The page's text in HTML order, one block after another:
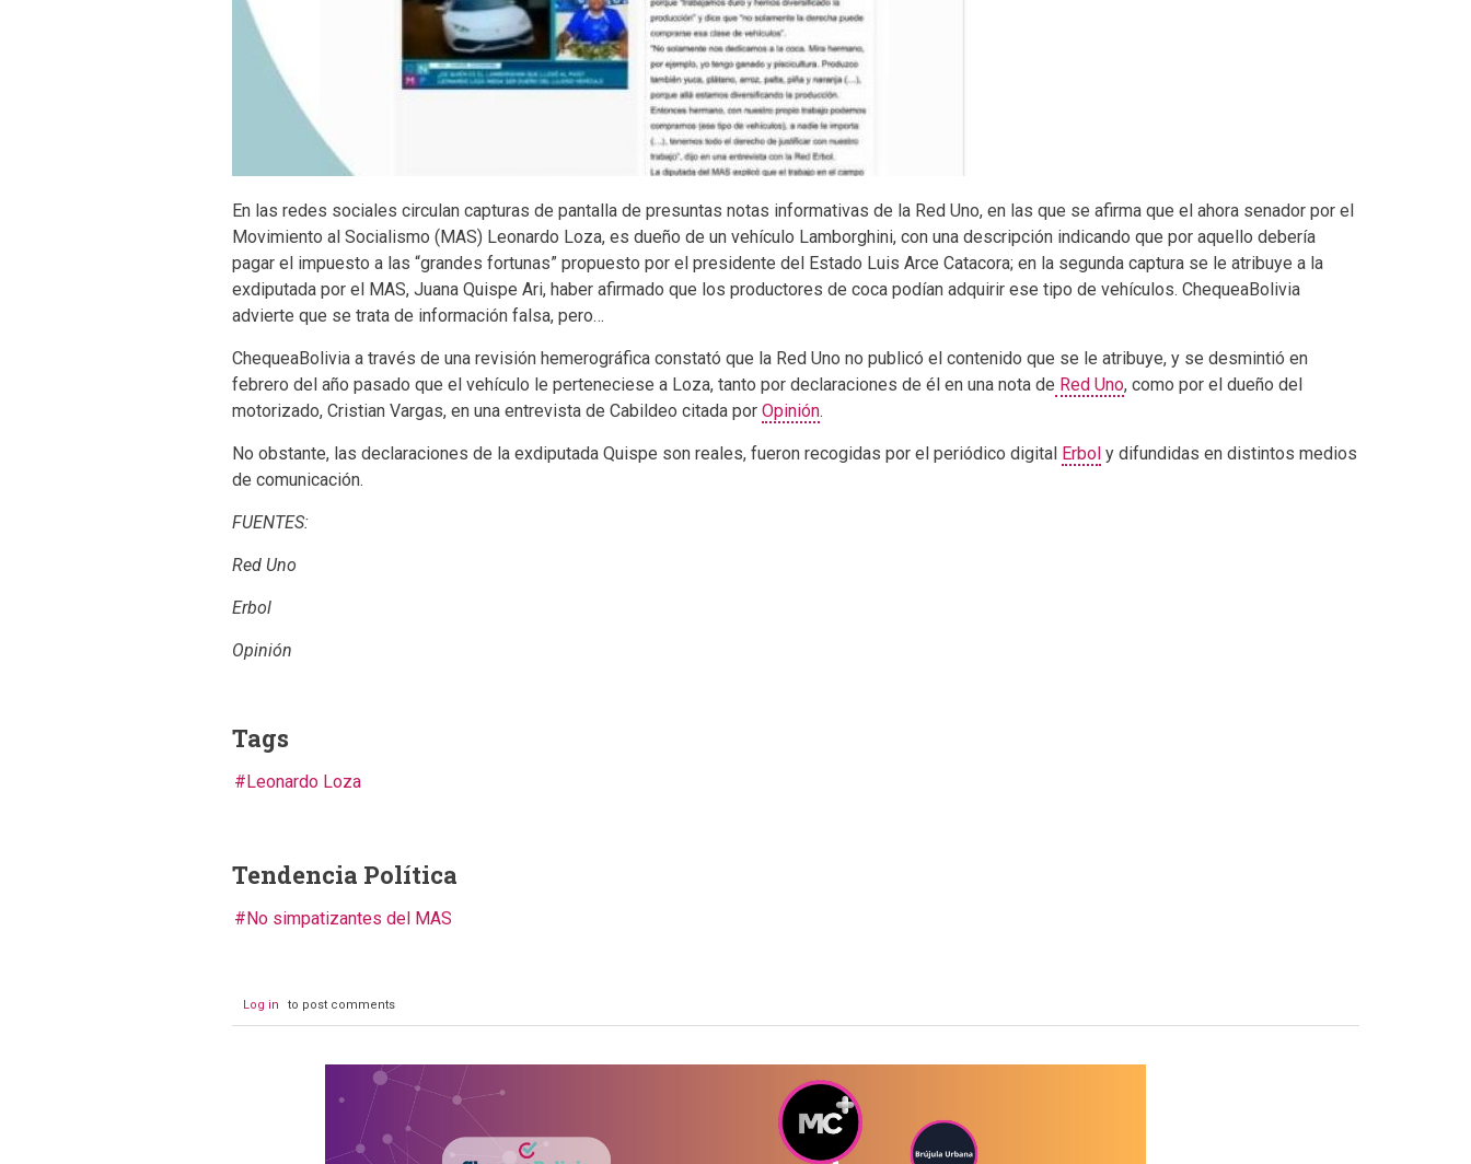
En las redes sociales circulan capturas de pantalla de presuntas notas informativas de la Red Uno, en las que se afirma que el ahora senador por el
Movimiento al Socialismo (MAS) Leonardo Loza, es dueño de un vehículo Lamborghini, con una descripción indicando que por aquello debería
pagar el impuesto a las “grandes fortunas” propuesto por el presidente del Estado Luis Arce Catacora; en la segunda captura se le atribuye a la
exdiputada por el MAS, Juana Quispe Ari, haber afirmado que los productores de coca podían adquirir ese tipo de vehículos. ChequeaBolivia
advierte que se trata de información falsa, pero…
ChequeaBolivia a través de una revisión hemerográfica constató que la Red Uno no publicó el contenido que se le atribuye, y se desmintió en
febrero del año pasado que el vehículo le perteneciese a Loza, tanto por declaraciones de él en una nota de Red Uno, como por el dueño del
motorizado, Cristian Vargas, en una entrevista de Cabildeo citada por Opinión.
No obstante, las declaraciones de la exdiputada Quispe son reales, fueron recogidas por el periódico digital Erbol y difundidas en distintos medios
de comunicación.
FUENTES:
Red Uno
Erbol
Opinión
Tags
Leonardo Loza
Tendencia Política
No simpatizantes del MAS
Log in to post comments